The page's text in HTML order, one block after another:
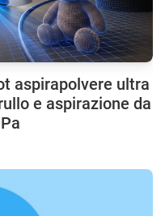
aspirapolvere ultra
e aspirazione da